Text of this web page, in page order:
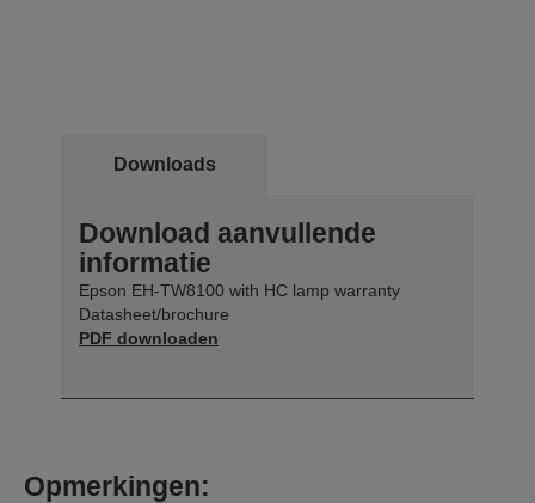
Downloads
Download aanvullende
informatie
Epson EH-TW8100 with HC lamp warranty
Datasheet/brochure
PDF downloaden
Opmerkingen: